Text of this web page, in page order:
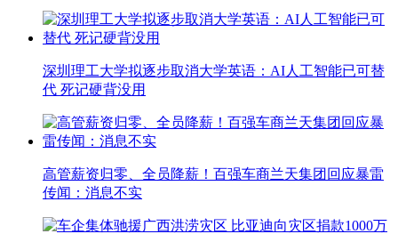
深圳理工大学拟逐步取消大学英语：AI人工智能已可替
代 死记硬背没用
高管薪资归零、全员降薪！百强车商兰天集团回应暴雷
传闻：消息不实